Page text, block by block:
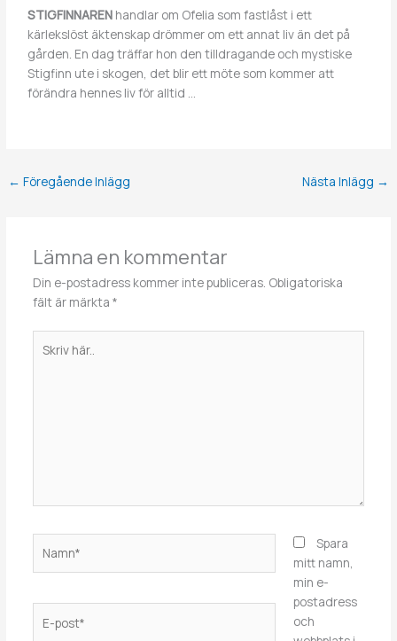
STIGFINNAREN handlar om Ofelia som fastlåst i ett
kärlekslöst äktenskap drömmer om ett annat liv än det på
gården. En dag träffar hon den tilldragande och mystiske
Stigfinn ute i skogen, det blir ett möte som kommer att
förändra hennes liv för alltid …
← Föregående Inlägg Nästa Inlägg →
Lämna en kommentar
Din e-postadress kommer inte publiceras. Obligatoriska
fält är märkta *
här..
post*
Spara
mitt namn,
min e-
postadress
och